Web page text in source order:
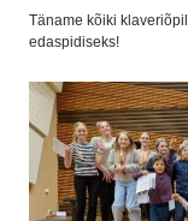
Täname kõiki
edaspidiseks!